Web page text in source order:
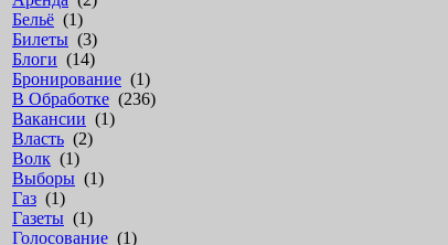
Бельё (1)
Билеты (3)
Блоги (14)
Бронирование (1)
В Обработке (236)
Вакансии (1)
Власть (2)
Волк (1)
Выборы (1)
Газ (1)
Газеты (1)
Голосование (1)